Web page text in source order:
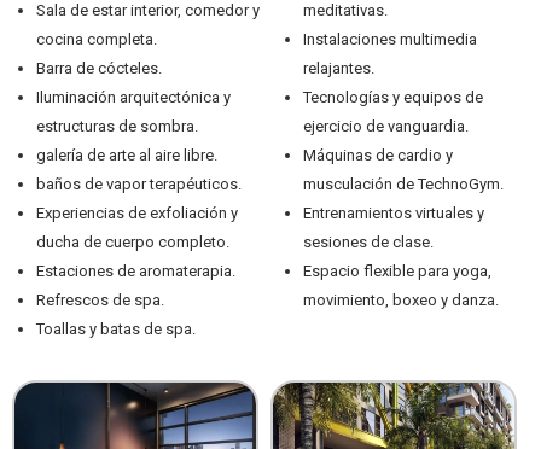
Sala de estar interior, comedor y
cocina completa.
Barra de cócteles.
Iluminación arquitectónica y
estructuras de sombra.
galería de arte al aire libre.
baños de vapor terapéuticos.
Experiencias de exfoliación y
ducha de cuerpo completo.
Estaciones de aromaterapia.
Refrescos de spa.
Toallas y batas de spa.
meditativas.
Instalaciones multimedia
relajantes.
Tecnologías y equipos de
ejercicio de vanguardia.
Máquinas de cardio y
musculación de TechnoGym.
Entrenamientos virtuales y
sesiones de clase.
Espacio flexible para yoga,
movimiento, boxeo y danza.